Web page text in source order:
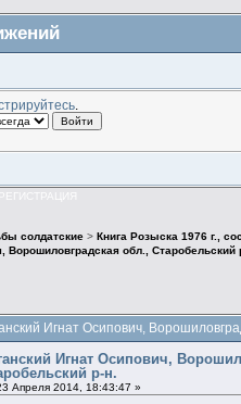
.
РЕГИСТРАЦИЯ
солдатские> Книга Розыска 1976 г.,
Ворошиловградская обл., Старобельский
Игнат Осипович,
Игнат Осипович,
р-н.
Апреля 2014, 18:43:47 »